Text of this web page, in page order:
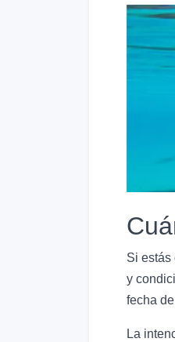
Si estás
y
fecha
La